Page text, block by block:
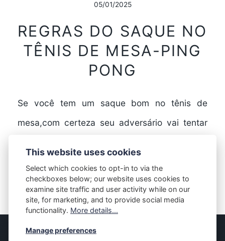
05/01/2025
REGRAS DO SAQUE NO
TÊNIS DE MESA-PING
PONG
Se você tem um saque bom no tênis de
mesa,com certeza seu adversário vai tentar
FULL STORY
This website uses cookies
Select which cookies to opt-in to via the
checkboxes below; our website uses cookies to
examine site traffic and user activity while on our
site, for marketing, and to provide social media
functionality. More details...
Manage preferences